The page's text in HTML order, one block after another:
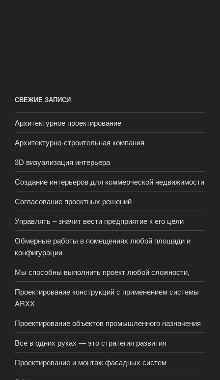
СВЕЖИЕ ЗАПИСИ
Архитектурное проектирование
Архитектурно-строительная компания
3D визуализация интерьера
Создание интерьеров для коммерческой недвижимости
Согласование проектных решений
Управлять – значит вести предприятие к его цели
Обмерные работы в помещениях любой площади и
конфигурации
Мы способны выполнить проект любой сложности,
Проектирование конструкций с применением системы
ARXX
Проектирование объектов промышленного назначения
Все в одних руках — это стратегия развития
Проектирование и монтаж фасадных систем